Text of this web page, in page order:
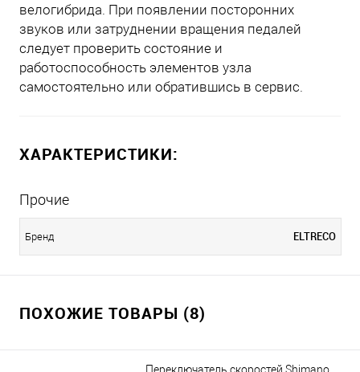
велогибрида. При появлении посторонних
звуков или затруднении вращения педалей
следует проверить состояние и
работоспособность элементов узла
самостоятельно или обратившись в сервис.
ХАРАКТЕРИСТИКИ:
Прочие
Бренд ELTRECO
ПОХОЖИЕ ТОВАРЫ (8)
Переключатель скоростей Shimano